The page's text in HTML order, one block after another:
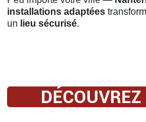
installations adaptées
un lieu sécurisé.